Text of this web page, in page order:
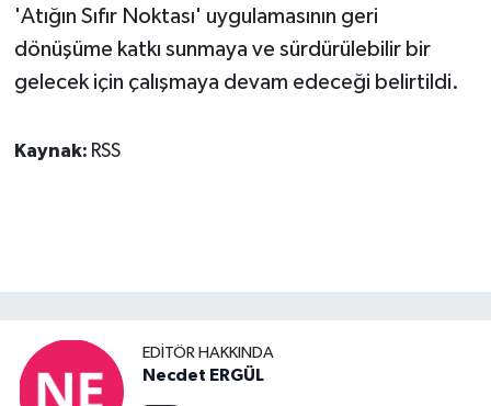
'Atığın Sıfır Noktası' uygulamasının geri
dönüşüme katkı sunmaya ve sürdürülebilir bir
gelecek için çalışmaya devam edeceği belirtildi.
Kaynak: RSS
EDITÖR HAKKINDA
Necdet ERGÜL